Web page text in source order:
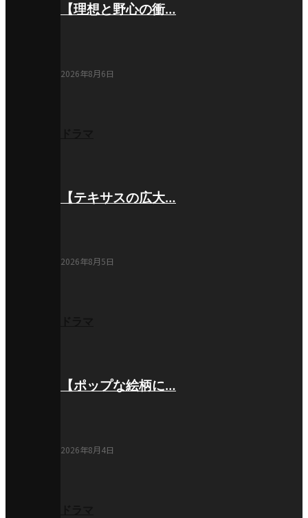
【理想と野心の衝…
2026年8月6日
【テキサスの広大…
2026年8月5日
【ポップな絵柄に…
2026年8月4日